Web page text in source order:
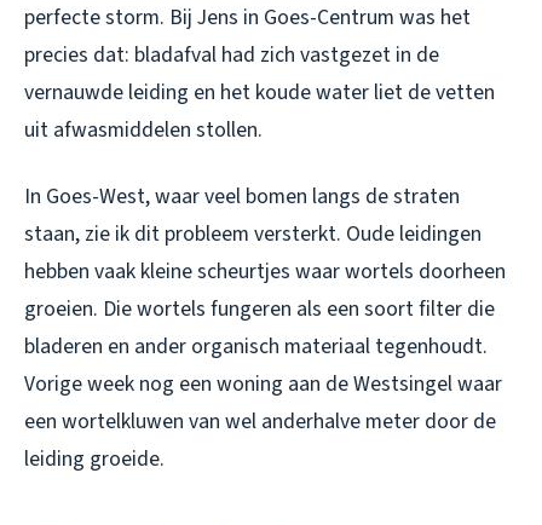
perfecte storm. Bij Jens in Goes-Centrum was het
precies dat: bladafval had zich vastgezet in de
vernauwde leiding en het koude water liet de vetten
uit afwasmiddelen stollen.
In Goes-West, waar veel bomen langs de straten
staan, zie ik dit probleem versterkt. Oude leidingen
hebben vaak kleine scheurtjes waar wortels doorheen
groeien. Die wortels fungeren als een soort filter die
bladeren en ander organisch materiaal tegenhoudt.
Vorige week nog een woning aan de Westsingel waar
een wortelkluwen van wel anderhalve meter door de
leiding groeide.